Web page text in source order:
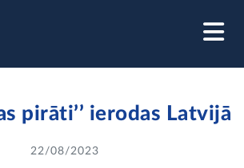
pirāti’’ ierodas Latvijā
22/08/2023